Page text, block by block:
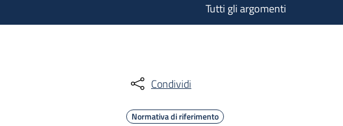
Tutti gli argomenti
Condividi
Normativa di riferimento